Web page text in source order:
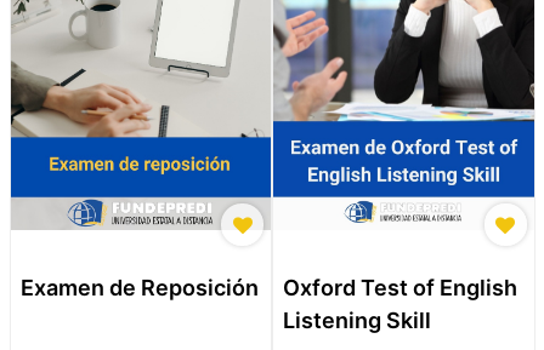
Examen de Reposición
Oxford Test of English
Listening Skill